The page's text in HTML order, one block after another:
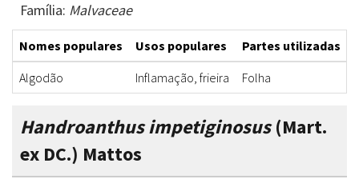
Família: Malvaceae
Nomes populares Usos populares Partes utilizadas
Algodão
Inflamação, frieira Folha
Handroanthus impetiginosus(Mart.
ex DC.) Mattos